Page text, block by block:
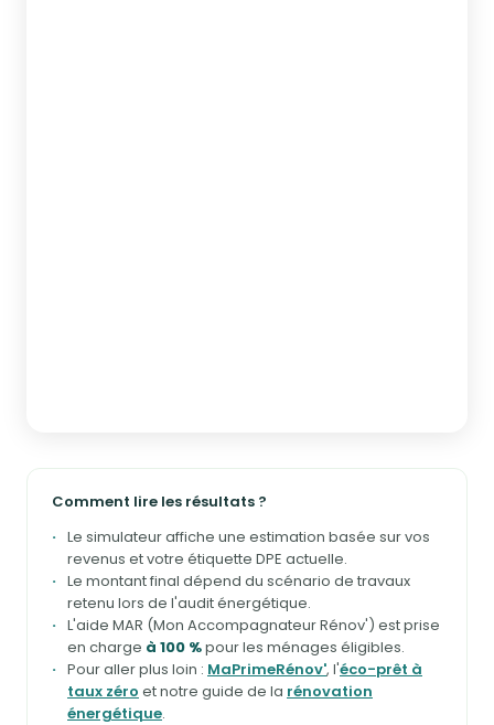
Comment lire les résultats ?
Le simulateur affiche une estimation basée sur vos
revenus et votre étiquette DPE actuelle.
Le montant final dépend du scénario de travaux
retenu lors de l'audit énergétique.
L'aide MAR (Mon Accompagnateur Rénov') est prise
en charge à 100 %pour les ménages éligibles.
Pour aller plus loin : MaPrimeRénov', l'éco-prêt à
taux zéro et notre guide de la rénovation
énergétique.